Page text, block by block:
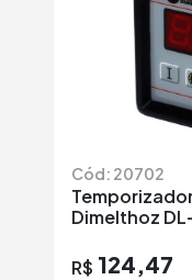
Cód: 20702
Dimelthoz
R$ 124,47